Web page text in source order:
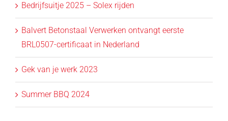
Bedrijfsuitje 2025 – Solex rijden
Balvert Betonstaal Verwerken ontvangt eerste
BRL0507-certificaat in Nederland
Gek van je werk 2023
Summer BBQ 2024